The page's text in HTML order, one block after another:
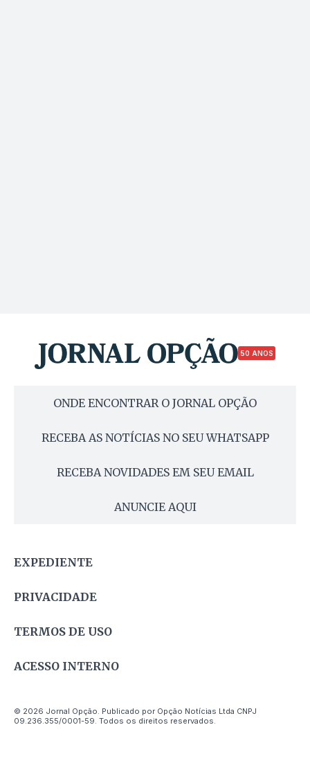
50 ANOS
ONDE ENCONTRAR O JORNAL OPÇÃO
RECEBA AS NOTÍCIAS NO SEU WHATSAPP
RECEBA NOVIDADES EM SEU EMAIL
ANUNCIE AQUI
EXPEDIENTE
PRIVACIDADE
TERMOS DE USO
ACESSO INTERNO
© 2026 Jornal Opção. Publicado por Opção Notícias Ltda CNPJ
09.236.355/0001-59. Todos os direitos reservados.